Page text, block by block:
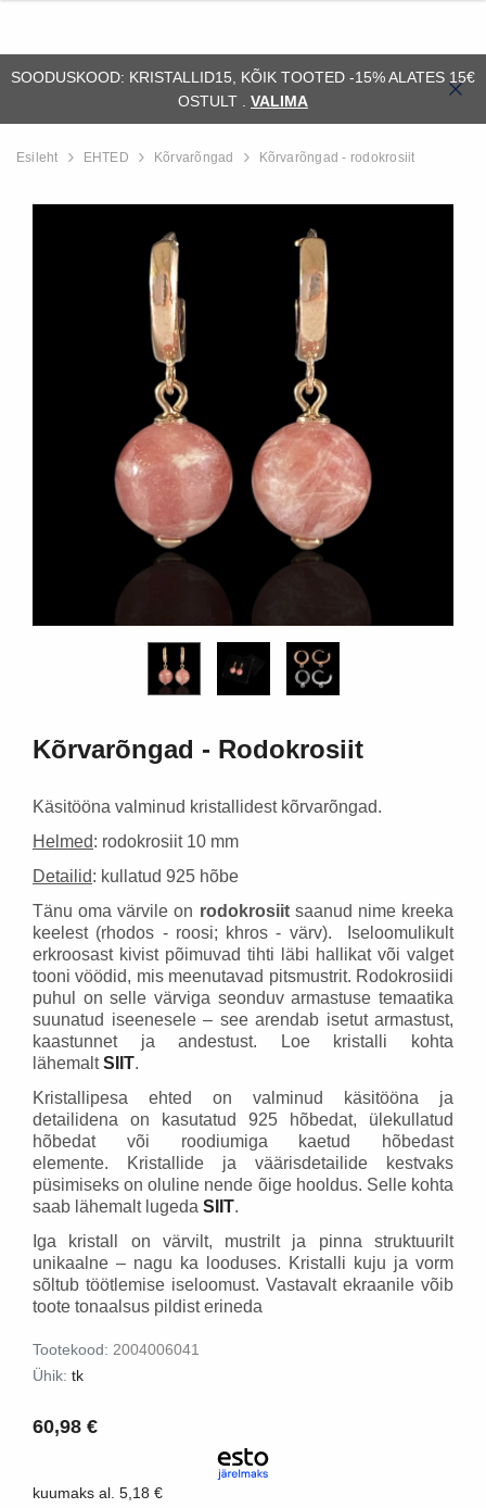
SOODUSKOOD: KRISTALLID15, KÕIK TOOTED -15% ALATES 15€
OSTULT . VALIMA
Esileht EHTED Kõrvarõngad Kõrvarõngad - rodokrosiit
Kõrvarõngad - Rodokrosiit
Käsitööna valminud kristallidest kõrvarõngad.
Helmed: rodokrosiit 10 mm
Detailid: kullatud 925 hõbe
Tänu oma värvile on rodokrosiit saanud nime kreeka
keelest (rhodos - roosi; khros - värv). Iseloomulikult
erkroosast kivist põimuvad tihti läbi hallikat või valget
tooni vöödid, mis meenutavad pitsmustrit. Rodokrosiidi
puhul on selle värviga seonduv armastuse temaatika
suunatud iseenesele – see arendab isetut armastust,
kaastunnet ja andestust. Loe kristalli kohta
lähemaltSIIT.
Kristallipesa ehted on valminud käsitööna ja
detailidena on kasutatud 925 hõbedat, ülekullatud
hõbedat või roodiumiga kaetud hõbedast
elemente. Kristallide ja väärisdetailide kestvaks
püsimiseks on oluline nende õige hooldus. Selle kohta
saab lähemalt lugeda SIIT.
Iga kristall on värvilt, mustrilt ja pinna struktuurilt
unikaalne – nagu ka looduses. Kristalli kuju ja vorm
sõltub töötlemise iseloomust. Vastavalt ekraanile võib
toote tonaalsus pildist erineda
Tootekood: 2004006041
Ühik: tk
60,98 €
kuumaks al. 5,18 €
Alus - orthoceras (fossiil)
18,30 €
Lisa korvi
Fossiil -
58,95 €